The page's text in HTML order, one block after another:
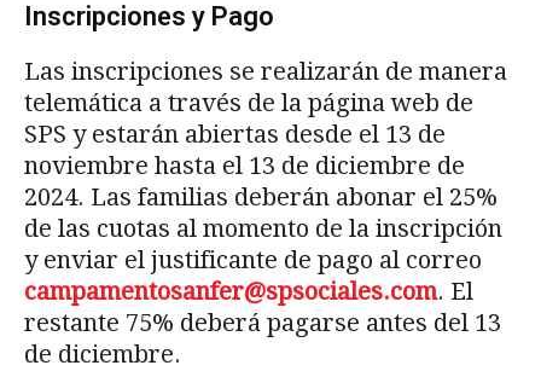
Inscripciones y Pago
Las inscripciones se realizarán de manera
telemática a través de la página web de
SPS y estarán abiertas desde el 13 de
noviembre hasta el 13 de diciembre de
2024. Las familias deberán abonar el 25%
de las cuotas al momento de la inscripción
y enviar el justificante de pago al correo
campamentosanfer@spsociales.com. El
restante 75% deberá pagarse antes del 13
de diciembre.